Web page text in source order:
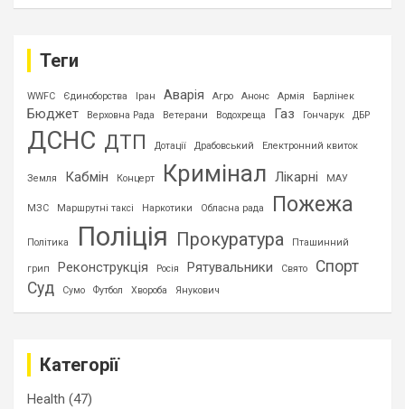
Теги
WWFC Єдиноборства Іран Аварія Агро Анонс Армія Барлінек
Бюджет Верховна Рада Ветерани Водохреща Газ Гончарук ДБР
ДСНС ДТП Дотації Драбовський Електронний квиток
Земля Кабмін Концерт Кримінал Лікарні МАУ
МЗС Маршрутні таксі Наркотики Обласна рада Пожежа
Політика Поліція Прокуратура Пташинний
грип Реконструкція Росія Рятувальники Свято
Спорт
Суд
Сумо Футбол Хвороба Янукович
Категорії
Health (47)